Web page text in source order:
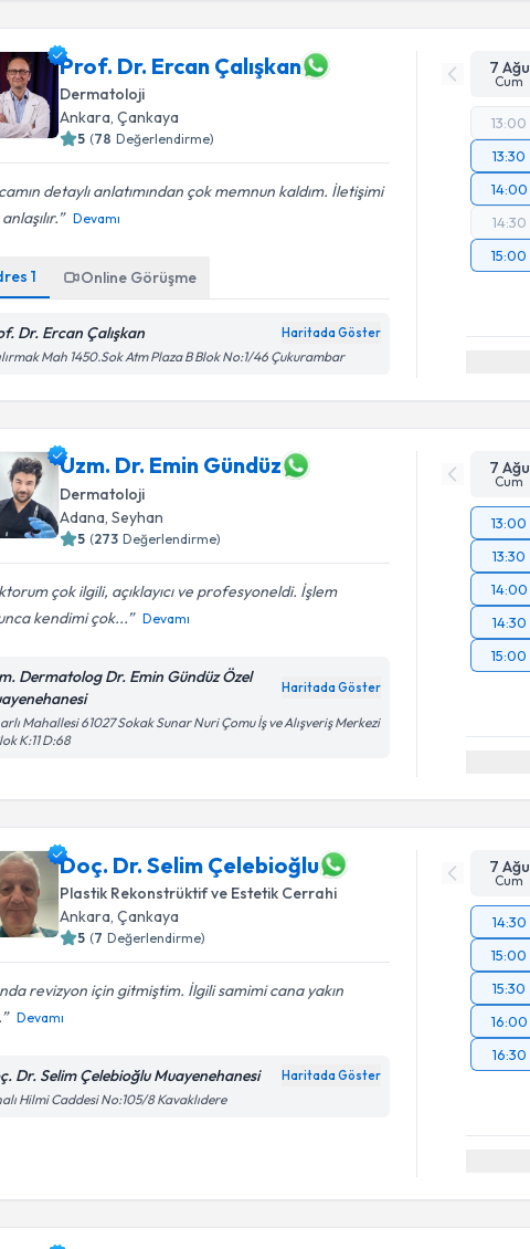
Prof. Dr. Ercan Çalışkan
Dermatoloji
Ankara,Çankaya
5 (78 Değerlendirme)
detaylı anlatımından çok memnun kaldım. İletişimi
Devamı
1 Online Görüşme
Dr. Ercan Çalışkan Haritada Göster
Mah 1450.Sok Atm Plaza B Blok No:1/46 Çukurambar
7 Ağu
Cum
13:00
13:30
14:00
14:30
15:00
Uzm. Dr. Emin Gündüz
Dermatoloji
Adana ,Seyhan
5 (273 Değerlendirme)
çok ilgili, açıklayıcı ve profesyoneldi. İşlem
kendimi çok...
Devamı
Dermatolog Dr. Emin Gündüz Özel
Haritada Göster
Mahallesi 61027 Sokak Sunar Nuri Çomu İş ve Alışveriş Merkezi
K:11 D:68
7 Ağu
Cum
13:00
13:30
14:00
14:30
15:00
Doç. Dr. Selim Çelebioğlu
Plastik Rekonstrüktif ve Estetik Cerrahi
Ankara,Çankaya
5 (7 Değerlendirme)
revizyon için gitmiştim. İlgili samimi cana yakın
Devamı
Dr. Selim Çelebioğlu Muayenehanesi Haritada Göster
Hilmi Caddesi No:105/8 Kavaklıdere
7 Ağu
Cum
14:30
15:00
15:30
16:00
16:30